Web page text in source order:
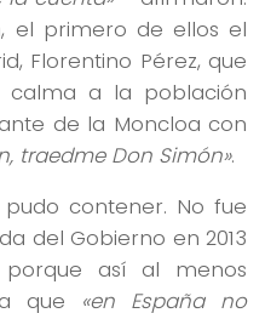
el primero de ellos el
Florentino Pérez, que
a la población
de la Moncloa con
traedme Don Simón».
contener. No fue
del Gobierno en 2013
porque así al menos
que «en España no